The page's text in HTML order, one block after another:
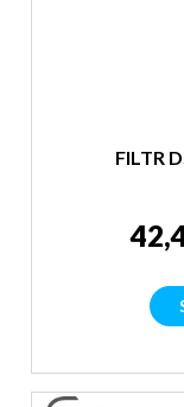
FILTR